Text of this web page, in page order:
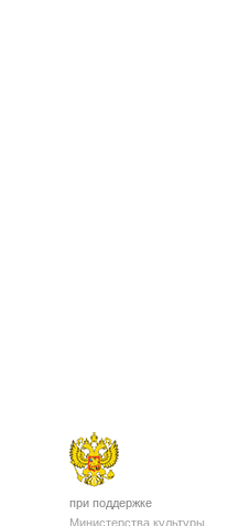
при поддержке
Министерства культуры